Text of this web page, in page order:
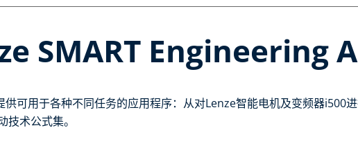
SMART Engineering
供可用于各种不同任务的应用程序：从对Lenze智能电机及变频器i500
技术公式集。